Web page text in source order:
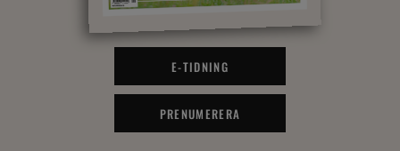
E-TIDNING
PRENUMERERA